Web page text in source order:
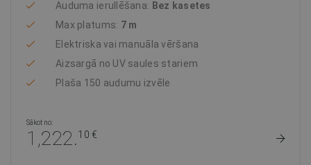
Auduma ierullēšana: Bez kasetes
Max platums: 7 m
Elektriska vai manuāla vēršana
Aizsargā no UV saules stariem
Plaša 150 audumu izvēle
Sākot no:
1,222.10 €